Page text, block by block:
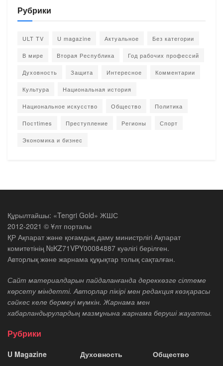
Рубрики
ULT TV U magazine Актуальное Без категории
В мире Вторая Республика Год рабочих профессий
Духовность Защита Интересное Комментарии
Культура Национальная история
Национальное искусство Общество Политика
Постtimes Преступление Регионы Спорт
Экономика и бизнес
Құрылтайшы: «Tengri Gold» ЖШС
2012-2021 © Ұлт порталы
ҚР Ақпарат және қоғамдық даму министрлігі Ақпарат
комитетінің №KZ71VPY00084887 куәлігі берілген.
Авторлық және жарнама құқықтар толық сақталған.
Сайт материалдарын пайдаланғанда дереккөзге сілтеме
көрсету міндетті. Авторлар пікірі мен редакция көзқарасы
сәйкес келе бермеуі мүмкін. Жарнама мен
хабарландырулардың мазмұнына жарнама беруші жауапты.
Рубрики
U Magazine
Духовность
Общество